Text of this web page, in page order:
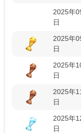
2025年
日
2025年
日
2025年
日
2025年
日
2025年
日